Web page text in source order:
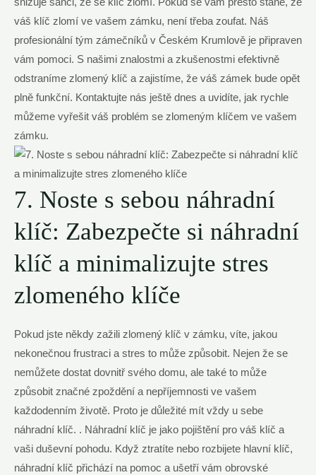
snižuje šanci, že se klíč zlomí. Pokud se vám přesto stane, že
váš klíč zlomí ve vašem zámku, není třeba zoufat. Náš
profesionální tým zámečníků v Českém Krumlově je připraven
vám pomoci. S našimi znalostmi a zkušenostmi efektivně
odstraníme zlomený klíč a zajistíme, že váš zámek bude opět
plně funkční. Kontaktujte nás ještě dnes a uvidíte, jak rychle
můžeme vyřešit váš problém se zlomeným klíčem ve vašem
zámku.
7. Noste s sebou náhradní
klíč: Zabezpečte si náhradní
klíč a minimalizujte stres
zlomeného klíče
Pokud jste někdy zažili zlomený klíč v zámku, víte, jakou
nekonečnou frustraci a stres to může způsobit. Nejen že se
nemůžete dostat dovnitř svého domu, ale také to může
způsobit značné zpoždění a nepříjemnosti ve vašem
každodenním životě. Proto je důležité mít vždy u sebe
náhradní klíč. . Náhradní klíč je jako pojištění pro váš klíč a
vaši duševní pohodu. Když ztratíte nebo rozbijete hlavní klíč,
náhradní klíč přichází na pomoc a ušetří vám obrovské